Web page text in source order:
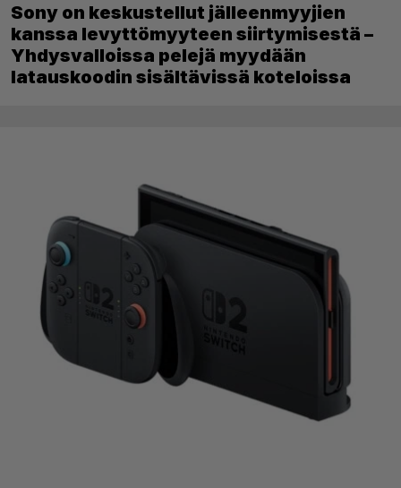
Sony on keskustellut jälleenmyyjien
kanssa levyttömyyteen siirtymisestä –
Yhdysvalloissa pelejä myydään
latauskoodin sisältävissä koteloissa